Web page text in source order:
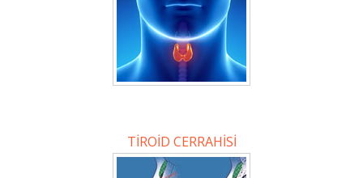
TİROİD CERRAHİSİ